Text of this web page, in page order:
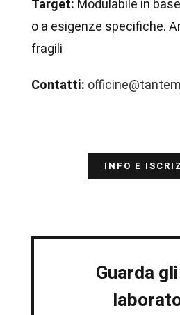
Target: Modulabile in
o a esigenze specifiche.
fragili
Contatti:
INFO E
Guarda